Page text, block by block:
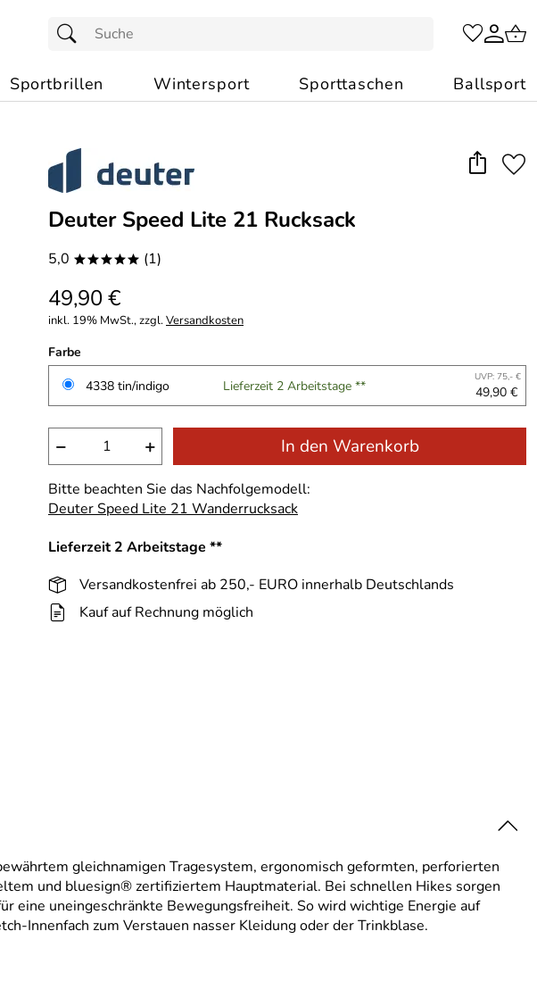
Sportbrillen Wintersport Sporttaschen Ballsport
Deuter Speed Lite 21 Rucksack
5,0 ***** (1)
49,90 €
inkl. 19% MwSt., zzgl.Versandkosten
Farbe
4338 tin/indigo
Lieferzeit 2 Arbeitstage ** UVP: 75,- €
49,90 €
− + In den Warenkorb
Bitte beachten Sie das Nachfolgemodell:
Deuter Speed Lite 21 Wanderrucksack
Lieferzeit 2 Arbeitstage **
Versandkostenfrei ab 250,- EURO innerhalb Deutschlands
Kauf auf Rechnung möglich
gleichnamigen Tragesystem, ergonomisch geformten, perforierten
und bluesign® zertifiziertem Hauptmaterial. Bei schnellen Hikes sorgen
eine uneingeschränkte Bewegungsfreiheit. So wird wichtige Energie auf
Innenfach zum Verstauen nasser Kleidung oder der Trinkblase.